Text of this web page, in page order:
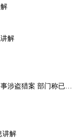
解
盗猎案 部门称已整改
讲解